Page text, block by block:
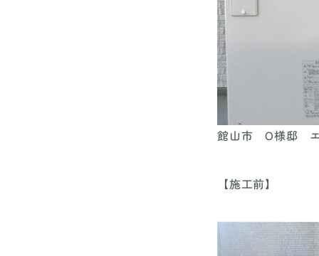
館山市 O様邸 エ
【施工前】